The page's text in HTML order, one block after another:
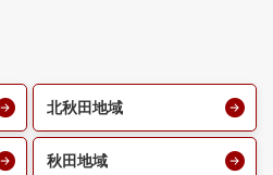
北秋田地域
秋田地域